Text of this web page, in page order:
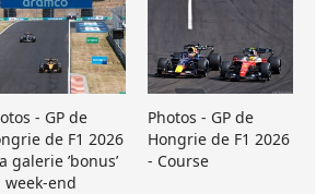
- GP de
de F1 2026
galerie ’bonus’
week-end
Photos - GP de
Hongrie de F1 2026
- Course